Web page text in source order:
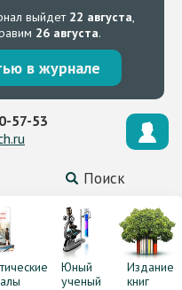
выйдет 22 августа,
26 августа.
в журнале
Поиск
57-53
Юный
ученый
Издание
книг